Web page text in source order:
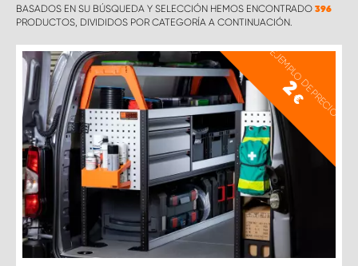
BASADOS EN SU BÚSQUEDA Y SELECCIÓN HEMOS ENCONTRADO 396
PRODUCTOS, DIVIDIDOS POR CATEGORÍA A CONTINUACIÓN.
EJEMPLO DE PRECIO
2
€